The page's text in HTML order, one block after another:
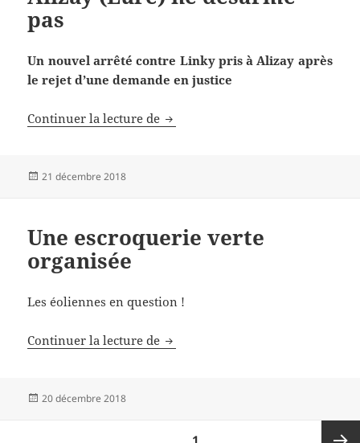
pas
Un nouvel arrêté contre Linky pris à Alizay après
le rejet d’une demande en justice
Continuer la lecture de Alizay (Eure) ne désarme pas
Publié
21 décembre 2018
Une escroquerie verte
organisée
Les éoliennes en question !
Continuer la lecture de Une escroquerie verte organisée
Publié
20 décembre 2018